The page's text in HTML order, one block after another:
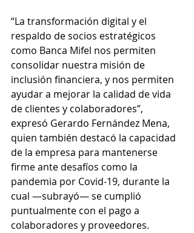
“La transformación digital y el
respaldo de socios estratégicos
como Banca Mifel nos permiten
consolidar nuestra misión de
inclusión financiera, y nos permiten
ayudar a mejorar la calidad de vida
de clientes y colaboradores”,
expresó Gerardo Fernández Mena,
quien también destacó la capacidad
de la empresa para mantenerse
firme ante desafíos como la
pandemia por Covid-19, durante la
cual —subrayó— se cumplió
puntualmente con el pago a
colaboradores y proveedores.